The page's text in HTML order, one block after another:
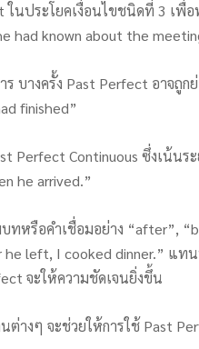
ในประโยคเงื่อนไขชนิดที่ 3 เพื่
had known about the
บางครั้ง Past Perfect อาจถู
finished”
Perfect Continuous ซึ่งเน้น
he arrived.”
ทหรือคำเชื่อมอย่าง “after”,
left, I cooked dinner.” แท
จะให้ความชัดเจนยิ่งขึ้น
นต่างๆ จะช่วยให้การใช้ Past